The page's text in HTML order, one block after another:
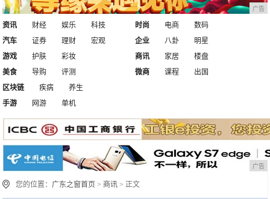
广告
资讯 财经 娱乐
科技
汽车
证券 理财 宏观
时尚 电商
数码
企业
八卦
明星
游戏
护肤
彩妆
美食
导购 评测
商讯 家居
楼盘
微商
课程
出国
区块链
疾病
养生
手游
网游 单机
广告
您的位置： 广东之窗首页 > 商讯 > 正文